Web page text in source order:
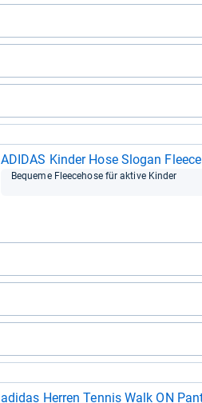
ADI­DAS Kin­der Hose Slo­gan Fleece
Bequeme Flee­ce­hose für aktive Kin­der
adi­das Her­ren Ten­nis Walk ON